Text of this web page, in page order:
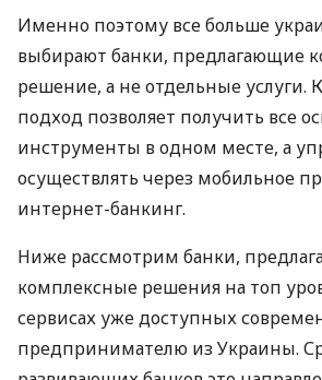
Именно поэтому все больше
выбирают банки, предлагающие
решение, а не отдельные услуги.
подход позволяет получить все
инструменты в одном месте, а
осуществлять через мобильное
интернет-банкинг.
Ниже рассмотрим банки,
комплексные решения на топ
сервисах уже доступных
предпринимателю из Украины.